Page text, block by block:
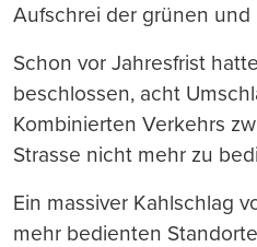
Aufschrei der grünen
Schon vor Jahresfrist
beschlossen, acht
Kombinierten Verkehrs
Strasse nicht mehr zu
Ein massiver Kahlschlag
mehr bedienten